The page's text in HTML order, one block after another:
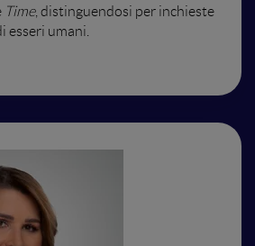
Time, distinguendosi per inchieste
esseri umani.